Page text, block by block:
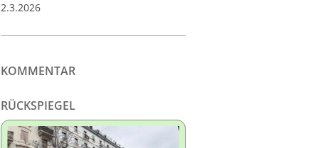
2.3.2026
KOMMENTAR
RÜCKSPIEGEL